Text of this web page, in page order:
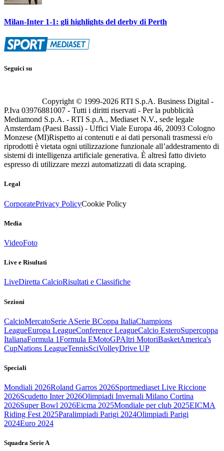
Milan-Inter 1-1: gli highlights del derby di Perth
Seguici su
Copyright © 1999-2026 RTI S.p.A. Business Digital -
P.Iva 03976881007 - Tutti i diritti riservati - Per la pubblicità
Mediamond S.p.A. - RTI S.p.A., Mediaset N.V., sede legale
Amsterdam (Paesi Bassi) - Uffici Viale Europa 46, 20093 Cologno
Monzese (MI)Rispetto ai contenuti e ai dati personali trasmessi e/o
riprodotti è vietata ogni utilizzazione funzionale all’addestramento di
sistemi di intelligenza artificiale generativa. È altresì fatto divieto
espresso di utilizzare mezzi automatizzati di data scraping.
Legal
CorporatePrivacy PolicyCookie Policy
Media
VideoFoto
Live e Risultati
LiveDiretta CalcioRisultati e Classifiche
Sezioni
CalcioMercatoSerie ASerie BCoppa ItaliaChampions
LeagueEuropa LeagueConference LeagueCalcio EsteroSupercoppa
ItalianaFormula 1Formula EMotoGPAltri MotoriBasketAmerica's
CupNations LeagueTennisSciVolleyDrive UP
Speciali
Mondiali 2026Roland Garros 2026Sportmediaset Live Riccione
2026Scudetto Inter 2026Olimpiadi Invernali Milano Cortina
2026Super Bowl 2026Eicma 2025Mondiale per club 2025EICMA
Riding Fest 2025Paralimpiadi Parigi 2024Olimpiadi Parigi
2024Euro 2024
Squadra Serie A